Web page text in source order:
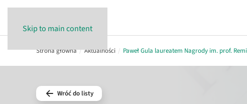
Skip to main content
Strona główna Aktualności Paweł Gula laureatem Nagrody im. prof.
Wróć do listy